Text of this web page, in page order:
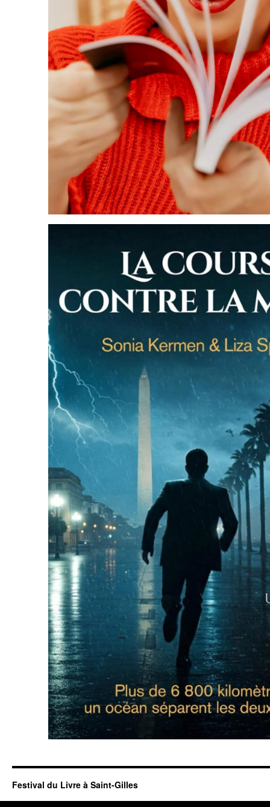
Festival du Livre à Saint-Gilles